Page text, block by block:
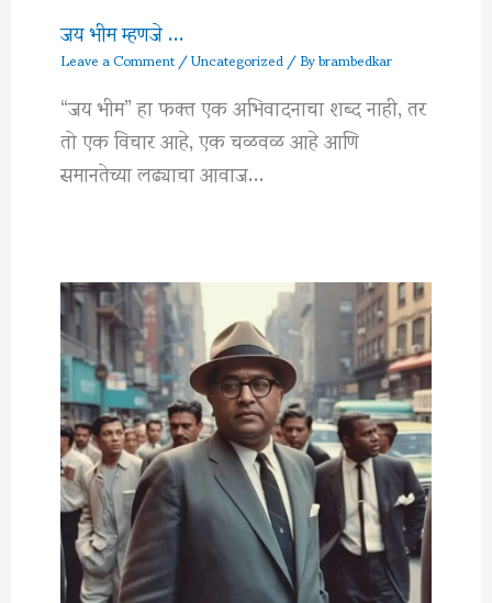
जय भीम म्हणजे …
Leave a Comment/Uncategorized/ Bybrambedkar
“जय भीम” हा फक्त एक अभिवादनाचा शब्द नाही, तर
तो एक विचार आहे, एक चळवळ आहे आणि
समानतेच्या लढ्याचा आवाज…